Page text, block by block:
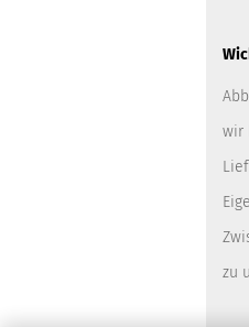
wir
zu